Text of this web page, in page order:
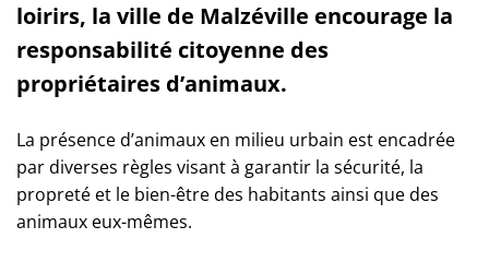
loirirs, la ville de Malzéville encourage la
responsabilité citoyenne des
propriétaires d’animaux.
La présence d’animaux en milieu urbain est encadrée
par diverses règles visant à garantir la sécurité, la
propreté et le bien-être des habitants ainsi que des
animaux eux-mêmes.